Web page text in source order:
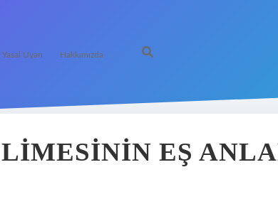
Yasal Uyarı Hakkımızda
EŞ